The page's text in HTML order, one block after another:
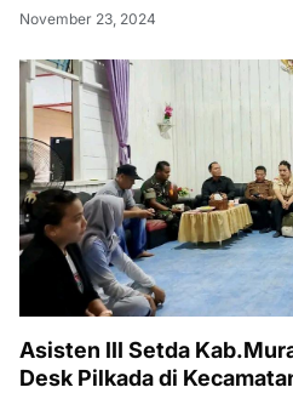
November 23, 2024
Asisten III Setda
Desk Pilkada di